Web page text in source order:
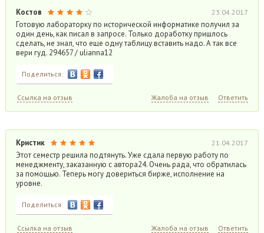
Костов 23.04.2017
Готовую лабораторку по исторической информатике получил за
один день, как писал в запросе. Только доработку пришлось
сделать, не знал, что еще одну таблицу вставить надо. А так все
вери гуд. 294657 / ulianna12
Поделиться:
Ссылка на отзыв Жалоба на отзыв Ответить
Кристик 21.04.2017
Этот семестр решила подтянуть. Уже сдала первую работу по
менеджменту, заказанную с автора24. Очень рада, что обратилась
за помощью. Теперь могу довериться бирже, исполнение на
уровне.
Поделиться:
Ссылка на отзыв Жалоба на отзыв Ответить